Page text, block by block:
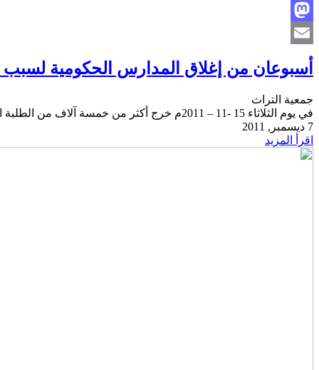
Facebook
Mastodon
Email
أسبوعان من إغلاق المدارس الحكومية لسبب
جمعية التراث
في يوم الثلاثاء 15 -11 – 2011م خرج أكثر من خمسة آلاف من الطلبة المسلمين في المدارس الثانوية الحكومية في مظاهرة حاشدة في مدينة أيوو أكبر المدن
7 ديسمبر, 2011
اقرأ المزيد